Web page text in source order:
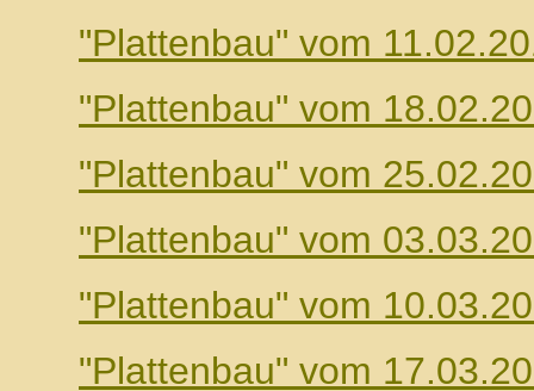
"Plattenbau" vom
"Plattenbau" vom
"Plattenbau" vom
"Plattenbau" vom
"Plattenbau" vom
"Plattenbau" vom